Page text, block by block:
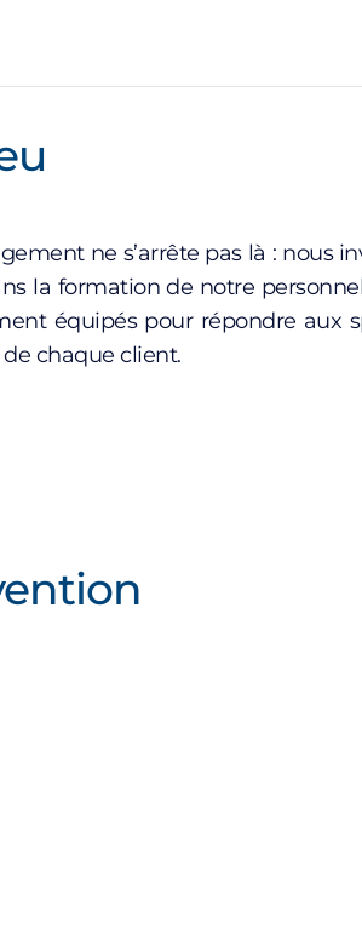
ne s’arrête pas là : nous
la formation de notre
équipés pour répondre aux
chaque client.